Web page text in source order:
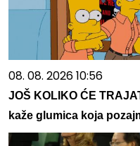
08. 08. 2026 10:56
JOŠ KOLIKO ĆE
kaže glumica koja